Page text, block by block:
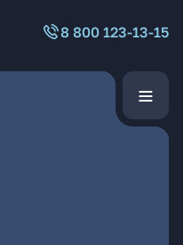
8 800 123-13-15